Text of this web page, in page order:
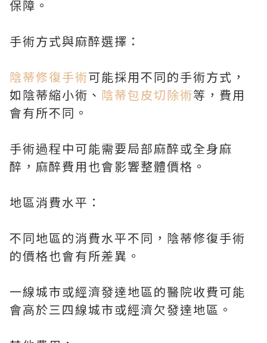
保障。
手術方式與麻醉選擇：
陰蒂修復手術可能採用不同的手術方式，
如陰蒂縮小術、 陰蒂包皮切除術等，費用
會有所不同。
手術過程中可能需要局部麻醉或全身麻
醉，麻醉費用也會影響整體價格。
地區消費水平：
不同地區的消費水平不同，陰蒂修復手術
的價格也會有所差異。
一線城市或經濟發達地區的醫院收費可能
會高於三四線城市或經濟欠發達地區。